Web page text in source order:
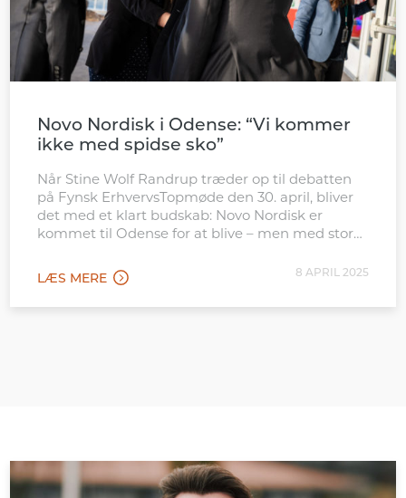
Novo Nordisk i Odense: “Vi kommer
ikke med spidse sko”
Når Stine Wolf Randrup træder op til debatten
på Fynsk ErhvervsTopmøde den 30. april, bliver
det med et klart budskab: Novo Nordisk er
kommet til Odense for at blive – men med stor
går ind i det her med ydmyghed. Vi ved, vi
starter højt og […]
LÆS MERE 8 APRIL 2025